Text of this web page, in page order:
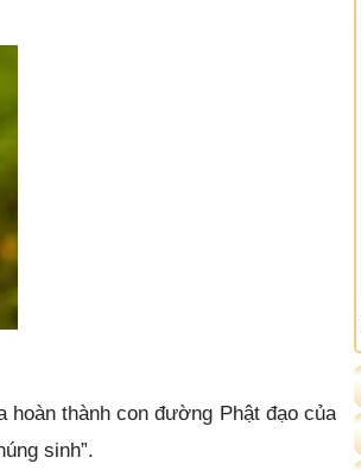
thành con đường Phật đạo của
sinh”.